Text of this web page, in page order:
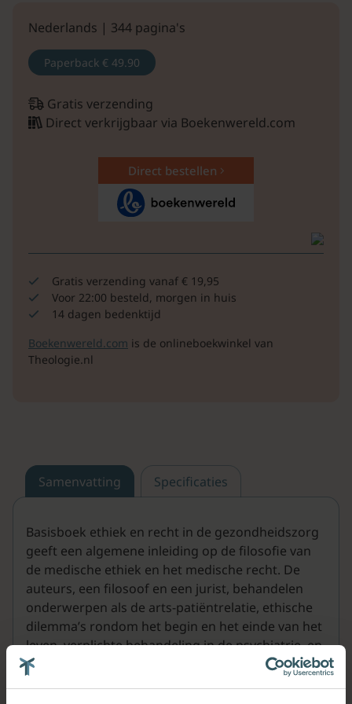
Nederlands | 344 pagina's
Paperback € 49.90
Gratis verzending
Direct verkrijgbaar via Boekenwereld.com
Direct bestellen
Gratis verzending vanaf € 19,95
Voor 22:00 besteld, morgen in huis
14 dagen bedenktijd
Boekenwereld.com is de onlineboekwinkel van
Theologie.nl
Samenvatting Specificaties
Basisboek ethiek en recht in de gezondheidszorg
geeft een algemene inleiding op de filosofie van
de medische ethiek en het medische recht. De
auteurs, een filosoof en een jurist, behandelen
onderwerpen als de arts-patiëntrelatie, ethische
dilemma’s rondom het begin en het einde van het
leven, verplichte behandeling in de psychiatrie, en
klachten en fouten in medische instellingen. Het